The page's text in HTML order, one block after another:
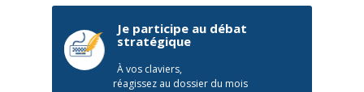
Je participe au débat
stratégique
À vos claviers,
réagissez au dossier du mois